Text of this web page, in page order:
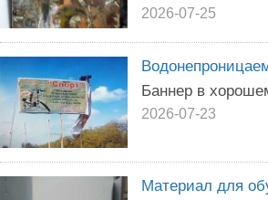
2026-07-25
Баннер в
2026-07-23
Материал для